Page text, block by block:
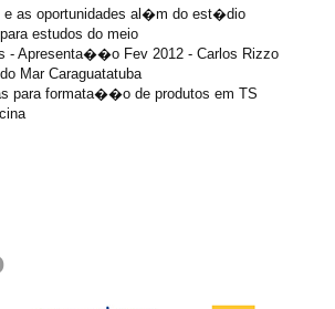
e as oportunidades al�m do est�dio
estudos do meio
Apresenta��o Fev 2012 - Carlos Rizzo
Mar Caraguatatuba
para formata��o de produtos em TS